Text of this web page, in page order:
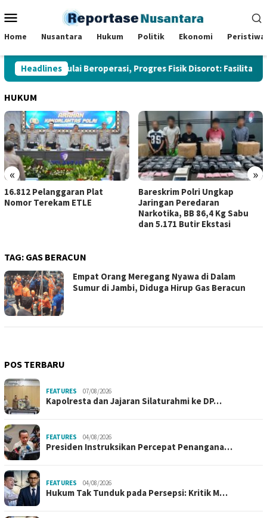
ke
Mobile
Home Nusantara Hukum Politik Ekonomi Peristiwa
Headlines
Tanjabtim Mulai Beroperasi, Progres Fisik Disorot: Fasilitas
HUKUM
« »
Bareskrim Polri Ungkap
Jaringan Peredaran
Narkotika, BB 86,4 Kg Sabu
Kerja Sama dengan SKK
Sumbagsel, Kejati Jambi
Perkuat Kepastian
TAG: GAS BERACUN
Empat Orang Meregang Nyawa di Dalam
Sumur di Jambi, Diduga Hirup Gas Beracun
POS TERBARU
FEATURES 07/08/2026
Kapolresta dan Jajaran Silaturahmi ke DP…
FEATURES 04/08/2026
Presiden Instruksikan Percepat Penangana…
FEATURES 04/08/2026
Hukum Tak Tunduk pada Persepsi: Kritik M…